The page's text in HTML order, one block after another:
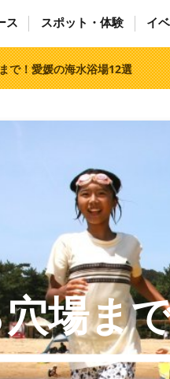
ス スポット・体験 イ
で！愛媛の海水浴場12選
場ま